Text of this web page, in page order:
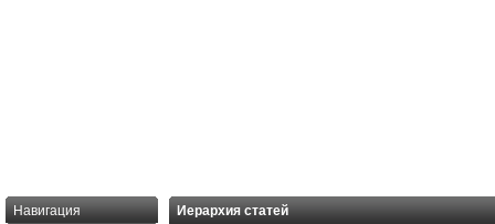
Навигация Иерархия статей